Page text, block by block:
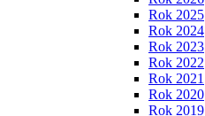
Rok 2025
Rok 2024
Rok 2023
Rok 2022
Rok 2021
Rok 2020
Rok 2019